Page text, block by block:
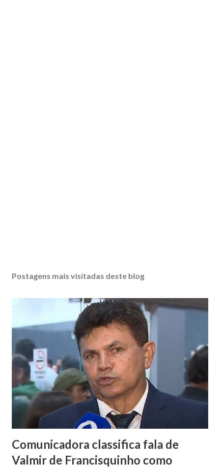
Postagens mais visitadas deste blog
Comunicadora classifica fala de
Valmir de Francisquinho como